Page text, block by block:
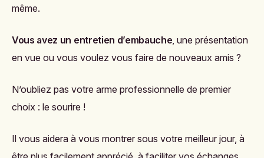
même.
Vous avez un entretien d’embauche , une présentation
en vue ou vous voulez vous faire de nouveaux amis ?
N’oubliez pas votre arme professionnelle de premier
choix : le sourire !
Il vous aidera à vous montrer sous votre meilleur jour, à